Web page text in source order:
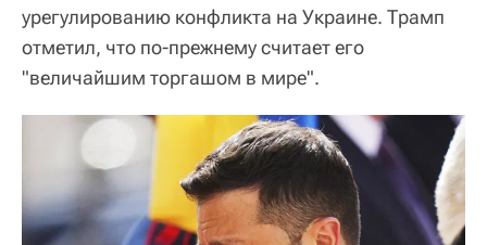
урегулированию конфликта на Украине. Трамп
отметил, что по-прежнему считает его
"величайшим торгашом в мире".